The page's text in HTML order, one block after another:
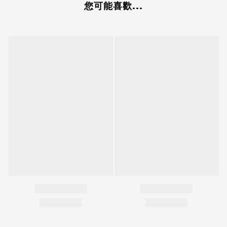
您可能喜歡...